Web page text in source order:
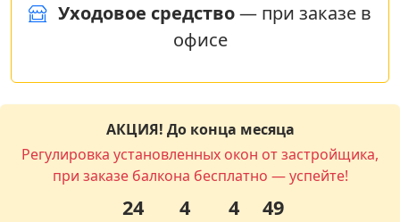
Уходовое средство— при заказе в
офисе
АКЦИЯ! До конца месяца
Регулировка установленных окон от застройщика,
при заказе балкона бесплатно — успейте!
24 4 4 49